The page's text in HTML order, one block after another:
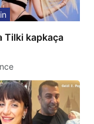
Tilki kapkaça